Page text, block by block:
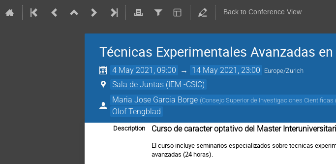
Back to Conference View
Técnicas Experimentales Avanzadas
4 May 2021, 09:00 → 14 May 2021, 23:00 Europe/Zurich
Sala de Juntas (IEM -CSIC)
Maria Jose Garcia Borge (Consejo Superior de Investigaciones Cientificas
Olof Tengblad
Description Curso de caracter optativo del Master
El curso incluye seminarios especializados sobre tecnicas
avanzadas (24 horas).